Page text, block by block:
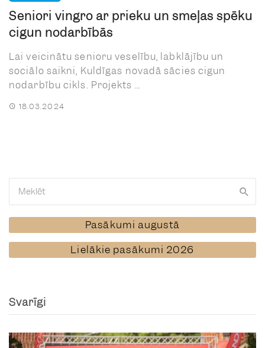
Seniori vingro ar prieku un smeļas spēku
cigun nodarbībās
Lai veicinātu senioru veselību, labklājību un
sociālo saikni, Kuldīgas novadā sācies cigun
nodarbību cikls. Projekts ...
18.03.2024
Pasākumi augustā
Lielākie pasākumi 2026
Svarīgi